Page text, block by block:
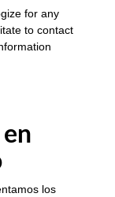
for any
to contact
los